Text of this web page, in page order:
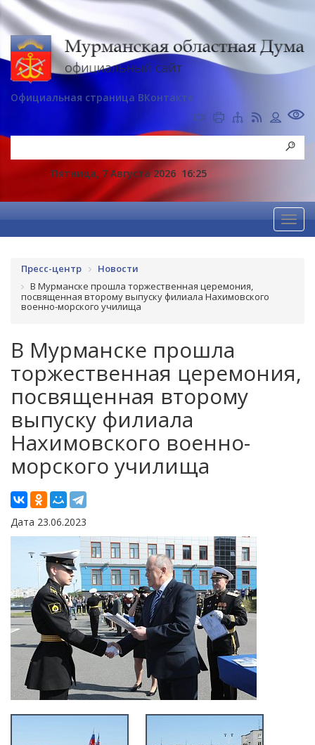
Официальная страница ВКонтакте
Пятница, 7 Августа 2026 16:25
Пресс-центр
Новости
В Мурманске прошла торжественная церемония,
посвященная второму выпуску филиала Нахимовского
военно-морского училища
В Мурманске прошла
торжественная церемония,
посвященная второму
выпуску филиала
Нахимовского военно-
морского училища
Дата 23.06.2023